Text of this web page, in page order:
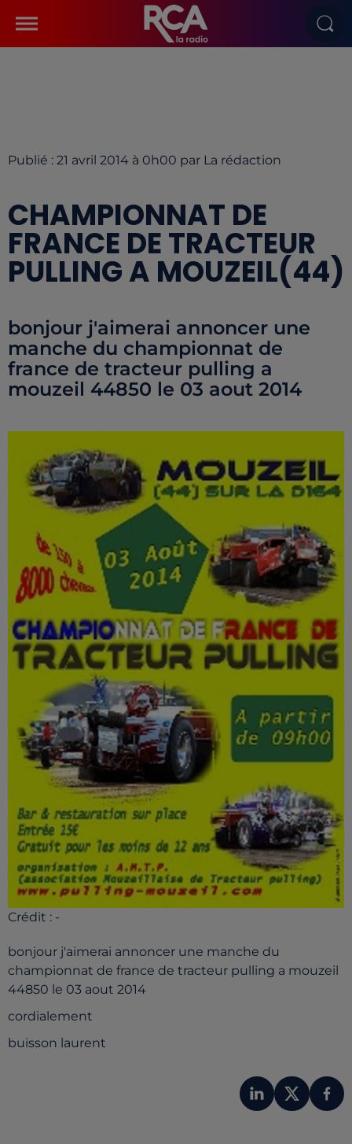
Publié : 21 avril 2014 à 0h00 par La rédaction
CHAMPIONNAT DE
FRANCE DE TRACTEUR
PULLING A MOUZEIL(44)
bonjour j'aimerai annoncer une
manche du championnat de
france de tracteur pulling a
mouzeil 44850 le 03 aout 2014
Crédit : -
bonjour j'aimerai annoncer une manche du
championnat de france de tracteur pulling a mouzeil
44850 le 03 aout 2014
cordialement
buisson laurent